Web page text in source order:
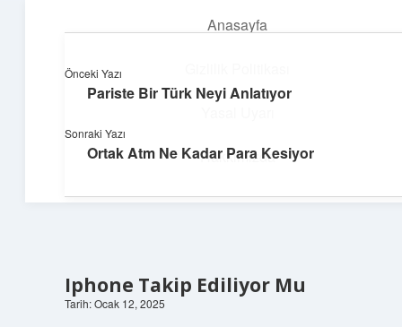
Anasayfa
Hakkımızda
Dijital Dünya Günlüğü
Iphone Takip Ediliyor Mu
Tarih: Ocak 12, 2025
Önceki Yazı
Pariste Bir Türk Neyi Anlatıyor
Sonraki Yazı
Ortak Atm Ne Kadar Para Kesiyor